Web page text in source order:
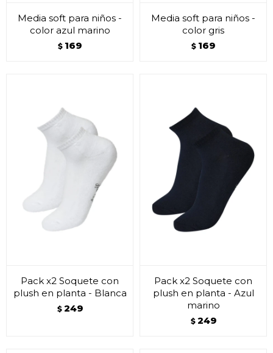
Media soft para niños -
color azul marino
$ 169
Media soft para niños -
color gris
$ 169
Pack x2 Soquete con
plush en planta - Blanca
$ 249
Pack x2 Soquete con
plush en planta - Azul
marino
$ 249